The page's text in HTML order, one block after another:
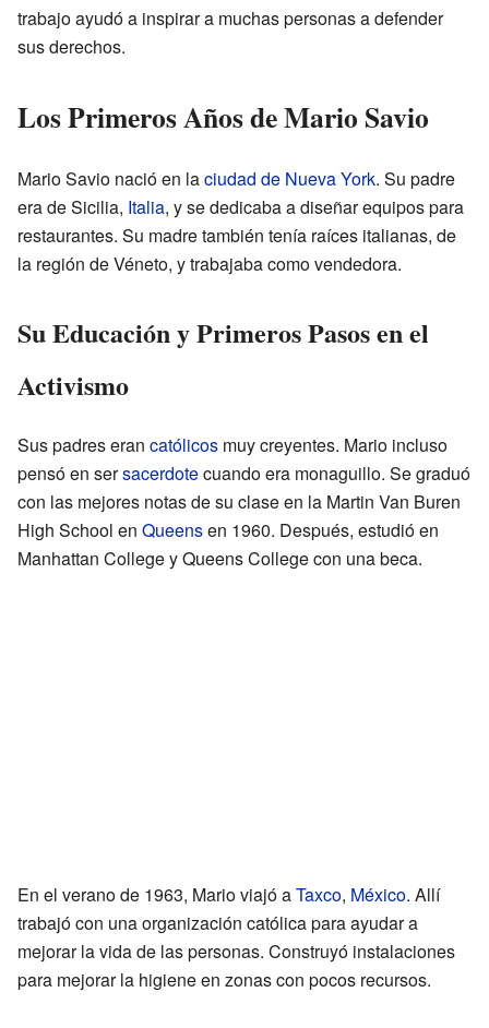
trabajo ayudó a inspirar a muchas personas a defender
sus derechos.
Los Primeros Años de Mario Savio
Mario Savio nació en laciudad de Nueva York. Su padre
era de Sicilia, Italia, y se dedicaba a diseñar equipos para
restaurantes. Su madre también tenía raíces italianas, de
la región de Véneto, y trabajaba como vendedora.
Su Educación y Primeros Pasos en el
Activismo
Sus padres eran católicos muy creyentes. Mario incluso
pensó en sersacerdotecuando era monaguillo. Se graduó
con las mejores notas de su clase en la Martin Van Buren
High School en Queensen 1960. Después, estudió en
Manhattan College y Queens College con una beca.
En el verano de 1963, Mario viajó aTaxco, México. Allí
trabajó con una organización católica para ayudar a
mejorar la vida de las personas. Construyó instalaciones
para mejorar la higiene en zonas con pocos recursos.